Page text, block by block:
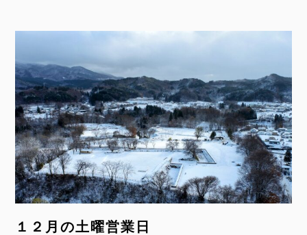
１２月の土曜営業日